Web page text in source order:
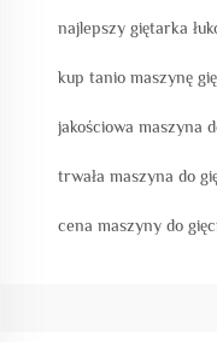
najlepszy giętarka
kup tanio maszynę
jakościowa maszyna
trwała maszyna do
cena maszyny do